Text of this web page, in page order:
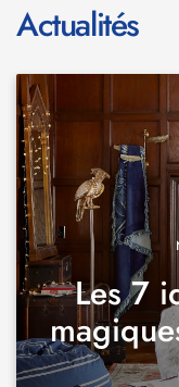
Actualités
Les 7